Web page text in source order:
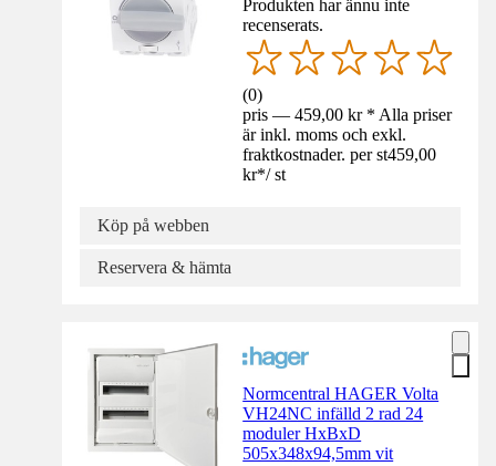
Produkten har ännu inte
recenserats.
(0)
pris — 459,00 kr * Alla priser
är inkl. moms och exkl.
fraktkostnader. per st459,00
kr*/ st
Köp på webben
Reservera & hämta
Normcentral HAGER Volta
VH24NC infälld 2 rad 24
moduler HxBxD
505x348x94,5mm vit